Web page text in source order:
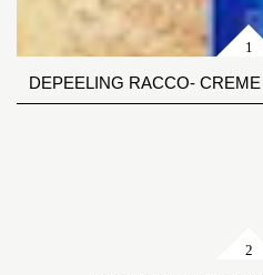
DEPEELING RACCO-